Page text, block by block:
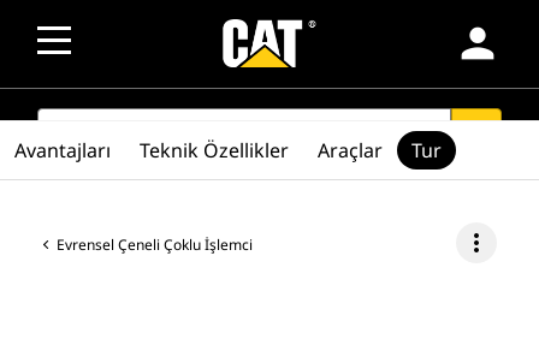
person
SEARCH
Evrensel Çeneli Çoklu İşlemci more_vert
Avantajları Teknik Özellikler Araçlar Tur